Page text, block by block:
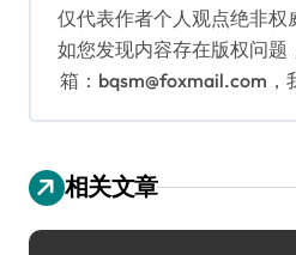
仅代表作者个人观点绝非权
如您发现内容存在版权问题
箱：bqsm@foxmail.com，
相关文章